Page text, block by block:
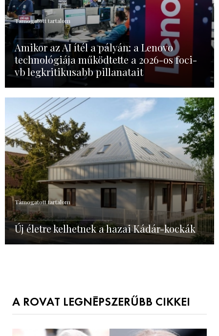
Támogatott tartalom
Amikor az AI ítél a pályán: a Lenovo
technológiája működtette a 2026-os foci-
vb legkritikusabb pillanatait
Támogatott tartalom
Új életre kelhetnek a hazai Kádár-kockák
A ROVAT LEGNÉPSZERŰBB CIKKEI